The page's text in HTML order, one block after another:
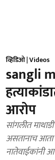
व्हिडिओ | Videos
sangli
आरोप
सांगलीत
असतानाच आता
नातेवाईकांनी